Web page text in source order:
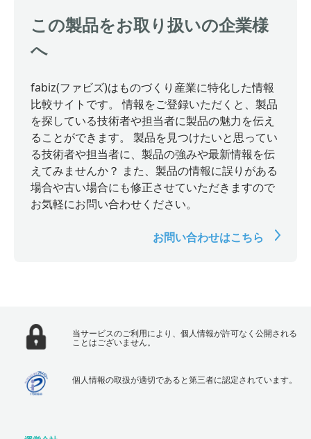
この製品をお取り扱いの企業様
へ
fabiz(ファビズ)はものづくり産業に特化した情報
比較サイトです。 情報をご登録いただくと、製品
を探している技術者や担当者に製品の魅力を伝え
ることができます。 製品を見つけたいと思ってい
る技術者や担当者に、製品の強みや最新情報を伝
えてみませんか？ また、製品の情報に誤りがある
場合や古い場合にも修正させていただきますので
お気軽にお問い合わせください。
お問い合わせはこちら
当サービスのご利用により、個人情報が許可なく公開される
ことはございません。
個人情報の取扱が適切であると第三者に認定されています。